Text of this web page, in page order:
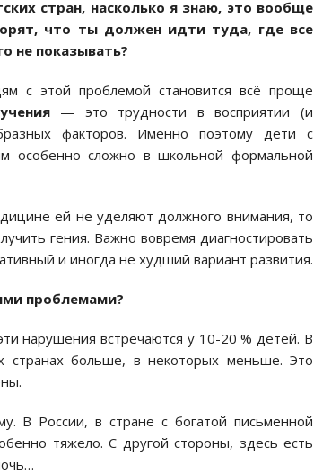
стран, насколько я знаю, это вообще
что ты должен идти туда, где все
не показывать?
с этой проблемой становится всё проще
— это трудности в восприятии (и
факторов. Именно поэтому дети с
особенно сложно в школьной формальной
ей не уделяют должного внимания, то
гения. Важно вовремя диагностировать
и иногда не худший вариант развития.
проблемами?
нарушения встречаются у 10-20 % детей. В
странах больше, в некоторых меньше. Это
В России, в стране с богатой письменной
тяжело. С другой стороны, здесь есть